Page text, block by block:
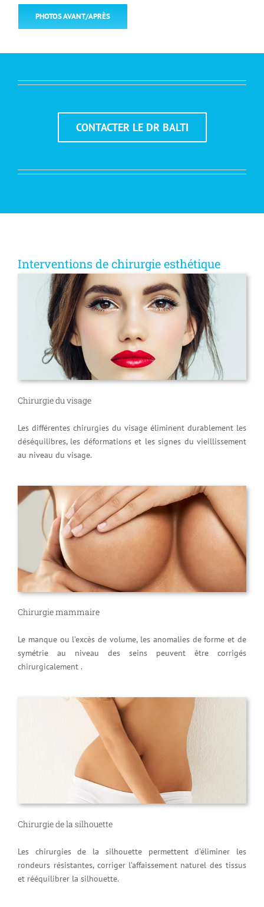
PHOTOS AVANT/APRÈS
CONTACTER LE DR BALTI
Interventions de chirurgie esthétique
Chirurgie du visage
Les différentes chirurgies du visage éliminent durablement les
déséquilibres, les déformations et les signes du vieillissement
au niveau du visage.
Chirurgie mammaire
Le manque ou l’excès de volume, les anomalies de forme et de
symétrie au niveau des seins peuvent être corrigés
chirurgicalement .
Chirurgie de la silhouette
Les chirurgies de la silhouette permettent d’éliminer les
rondeurs résistantes, corriger l’affaissement naturel des tissus
et rééquilibrer la silhouette.